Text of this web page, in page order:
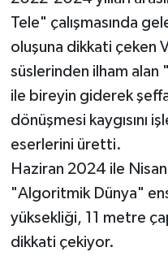
Tele" çalışmasında
oluşuna dikkati çeken
süslerinden ilham alan
ile bireyin giderek
dönüşmesi kaygısını
eserlerini üretti.
Haziran 2024 ile
"Algoritmik Dünya"
yüksekliği, 11 metre
dikkati çekiyor.